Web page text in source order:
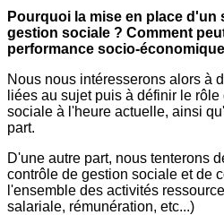
Pourquoi la mise en place d'un
gestion sociale ? Comment
performance socio-
Nous nous intéresserons alors à
liées au sujet puis à définir le
sociale à l'heure actuelle, ainsi
part.
D'une autre part, nous tenterons
contrôle de gestion sociale et de
l'ensemble des activités
salariale, rémunération, etc...)